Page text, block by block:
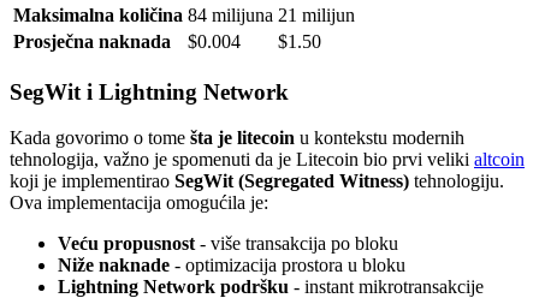
Maksimalna količina 84 milijuna 21 milijun
Prosječna naknada
$0.004 $1.50
SegWit i Lightning Network
Kada govorimo o tome šta je litecoin u kontekstu modernih
tehnologija, važno je spomenuti da je Litecoin bio prvi veliki altcoin
koji je implementirao SegWit (Segregated Witness) tehnologiju.
Ova implementacija omogućila je:
Veću propusnost - više transakcija po bloku
Niže naknade - optimizacija prostora u bloku
Lightning Network podršku - instant mikrotransakcije